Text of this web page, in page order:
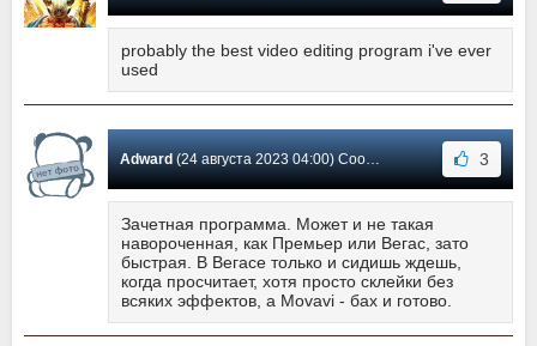
probably the best video editing program i've ever
used
Adward(24 августа 2023 04:00) Сообщение #563 3
Зачетная программа. Может и не такая
навороченная, как Премьер или Вегас, зато
быстрая. В Вегасе только и сидишь ждешь,
когда просчитает, хотя просто склейки без
всяких эффектов, а Movavi - бах и готово.